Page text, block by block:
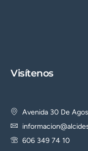
Visítenos
Avenida 30 De
606 349 74 10